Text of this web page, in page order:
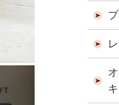
キ